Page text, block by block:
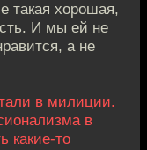
такая хорошая,
И мы ей не
а не
в милиции.
в
какие-то